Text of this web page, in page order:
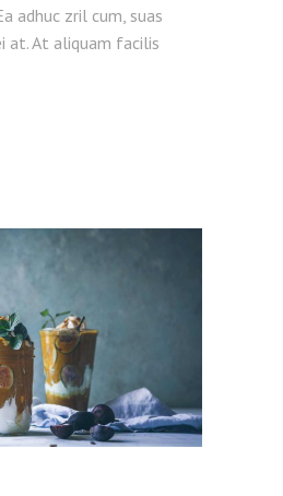
adhuc zril cum, suas
at. At aliquam facilis